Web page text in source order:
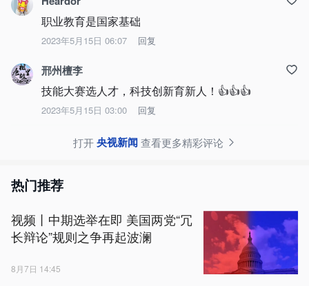
职业教育是国家基础
2023年5月15日 06:07 回复
邢州檀李
技能大赛选人才，科技创新育新人！👍👍👍
2023年5月15日 03:00 回复
打开央视新闻查看更多精彩评论
热门推荐
视频丨中期选举在即 美国两党“冗
长辩论”规则之争再起波澜
8月7日 14:45